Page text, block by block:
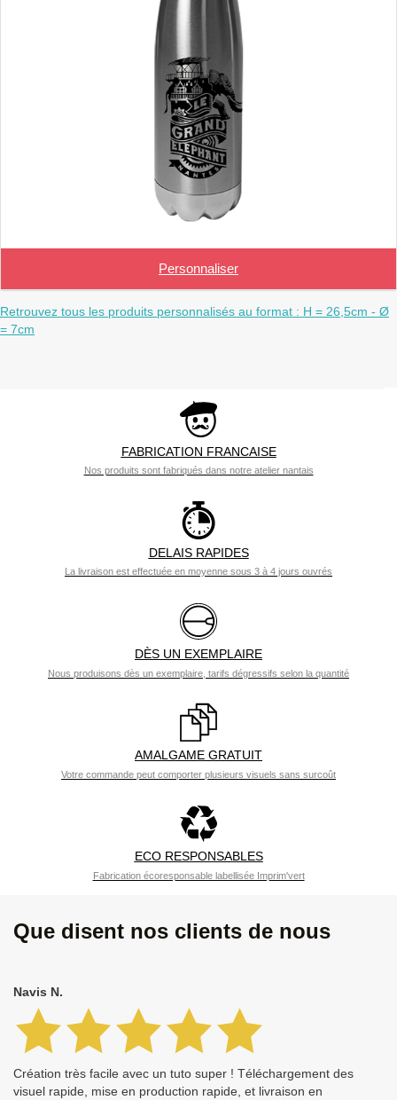
Personnaliser
Retrouvez tous les produits personnalisés au format : H = 26,5cm - Ø
= 7cm
FABRICATION FRANCAISE
Nos produits sont fabriqués dans notre atelier nantais
DELAIS RAPIDES
La livraison est effectuée en moyenne sous 3 à 4 jours ouvrés
DÈS UN EXEMPLAIRE
Nous produisons dès un exemplaire, tarifs dégressifs selon la quantité
AMALGAME GRATUIT
Votre commande peut comporter plusieurs visuels sans surcoût
ECO RESPONSABLES
Fabrication écoresponsable labellisée Imprim'vert
Que disent nos clients de nous
Navis N.
Création très facile avec un tuto super ! Téléchargement des
visuel rapide, mise en production rapide, et livraison en